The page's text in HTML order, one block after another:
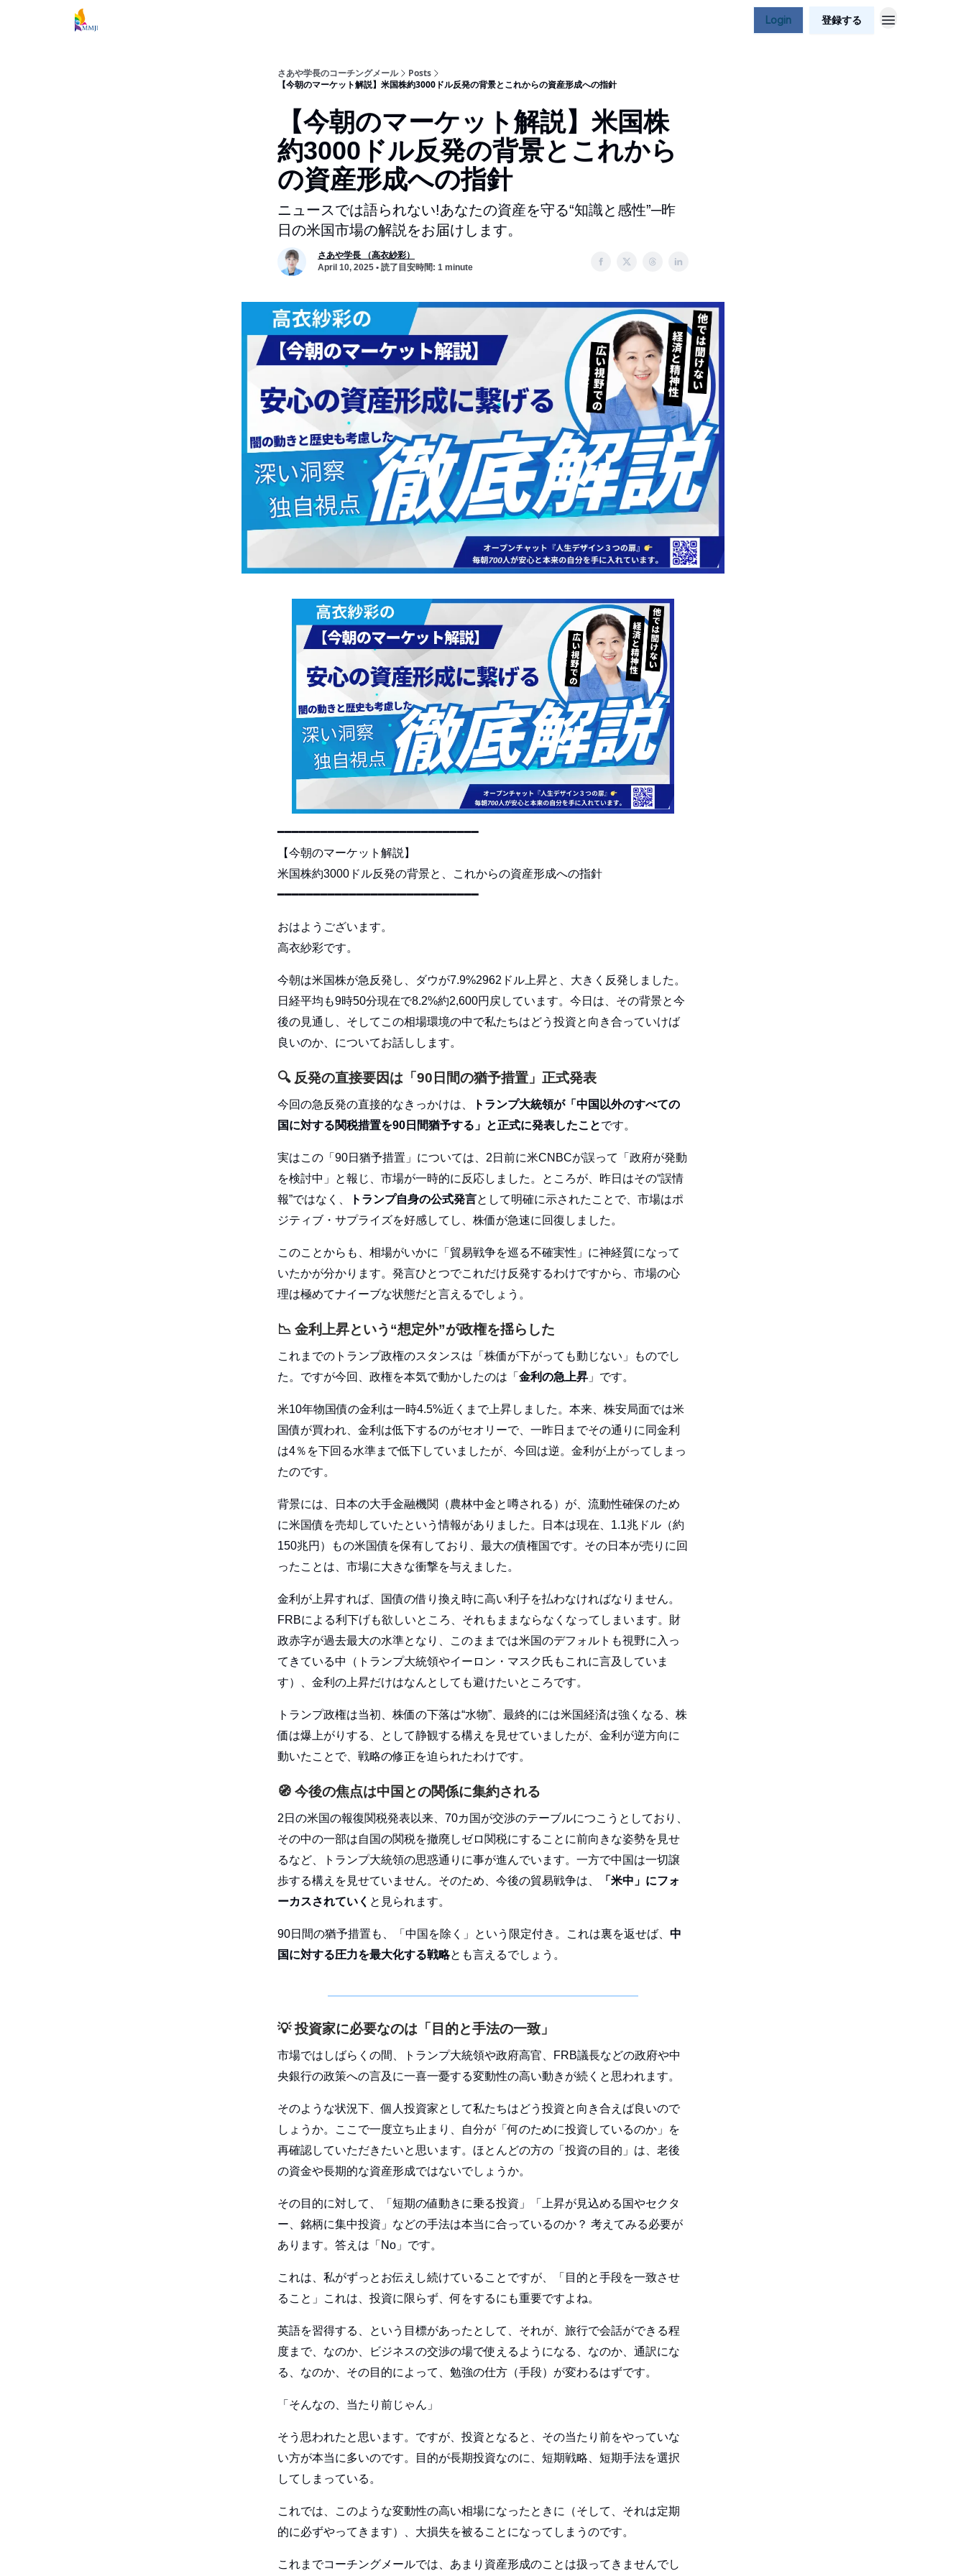
Login 登録する
さあや学長のコーチングメール
Posts
【今朝のマーケット解説】米国株約3000ドル反発の背景とこれからの資産形成への指針
【今朝のマーケット解説】米国株
約3000ドル反発の背景とこれから
の資産形成への指針
ニュースでは語られない!あなたの資産を守る“知識と感性”─昨
日の米国市場の解説をお届けします。
さあや学長 （高衣紗彩）
April 10, 2025 • 読了目安時間: 1 minute
━━━━━━━━━━━━━━━━━━━━━━━━━━━━
【今朝のマーケット解説】
米国株約3000ドル反発の背景と、これからの資産形成への指針
━━━━━━━━━━━━━━━━━━━━━━━━━━━━
おはようございます。
高衣紗彩です。
今朝は米国株が急反発し、ダウが7.9%2962ドル上昇と、大きく反発しました。
日経平均も9時50分現在で8.2%約2,600円戻しています。今日は、その背景と今
後の見通し、そしてこの相場環境の中で私たちはどう投資と向き合っていけば
良いのか、についてお話しします。
🔍 反発の直接要因は「90日間の猶予措置」正式発表
今回の急反発の直接的なきっかけは、
トランプ大統領が「中国以外のすべての
国に対する関税措置を90日間猶予する」と正式に発表したことです。
実はこの「90日猶予措置」については、2日前に米CNBCが誤って「政府が発動
を検討中」と報じ、市場が一時的に反応しました。ところが、昨日はその“誤情
報”ではなく、
トランプ自身の公式発言として明確に示されたことで、市場はポ
ジティブ・サプライズを好感してし、株価が急速に回復しました。
このことからも、相場がいかに「貿易戦争を巡る不確実性」に神経質になって
いたかが分かります。発言ひとつでこれだけ反発するわけですから、市場の心
理は極めてナイーブな状態だと言えるでしょう。
📉 金利上昇という“想定外”が政権を揺らした
これまでのトランプ政権のスタンスは「株価が下がっても動じない」ものでし
た。ですが今回、政権を本気で動かしたのは「 金利の急上昇 」です。
米10年物国債の金利は一時4.5%近くまで上昇しました。本来、株安局面では米
国債が買われ、金利は低下するのがセオリーで、一昨日までその通りに同金利
は4％を下回る水準まで低下していましたが、今回は逆。金利が上がってしまっ
たのです。
背景には、日本の大手金融機関（農林中金と噂される）が、流動性確保のため
に米国債を売却していたという情報がありました。日本は現在、1.1兆ドル（約
150兆円）もの米国債を保有しており、最大の債権国です。その日本が売りに回
ったことは、市場に大きな衝撃を与えました。
金利が上昇すれば、国債の借り換え時に高い利子を払わなければなりません。
FRBによる利下げも欲しいところ、それもままならなくなってしまいます。財
政赤字が過去最大の水準となり、このままでは米国のデフォルトも視野に入っ
てきている中（トランプ大統領やイーロン・マスク氏もこれに言及していま
す）、金利の上昇だけはなんとしても避けたいところです。
トランプ政権は当初、株価の下落は“水物”、最終的には米国経済は強くなる、株
価は爆上がりする、として静観する構えを見せていましたが、金利が逆方向に
動いたことで、戦略の修正を迫られたわけです。
🧭 今後の焦点は中国との関係に集約される
2日の米国の報復関税発表以来、70カ国が交渉のテーブルにつこうとしており、
その中の一部は自国の関税を撤廃しゼロ関税にすることに前向きな姿勢を見せ
るなど、トランプ大統領の思惑通りに事が進んでいます。一方で中国は一切譲
歩する構えを見せていません。そのため、今後の貿易戦争は、
「米中」にフォ
ーカスされていく と見られます。
90日間の猶予措置も、「中国を除く」という限定付き。これは裏を返せば、 中
国に対する圧力を最大化する戦略とも言えるでしょう。
💡投資家に必要なのは「目的と手法の一致」
市場ではしばらくの間、トランプ大統領や政府高官、FRB議長などの政府や中
央銀行の政策への言及に一喜一憂する変動性の高い動きが続くと思われます。
そのような状況下、個人投資家として私たちはどう投資と向き合えば良いので
しょうか。ここで一度立ち止まり、自分が「何のために投資しているのか」を
再確認していただきたいと思います。ほとんどの方の「投資の目的」は、老後
の資金や長期的な資産形成ではないでしょうか。
その目的に対して、「短期の値動きに乗る投資」「上昇が見込める国やセクタ
ー、銘柄に集中投資」などの手法は本当に合っているのか？ 考えてみる必要が
あります。答えは「No」です。
これは、私がずっとお伝えし続けていることですが、「目的と手段を一致させ
ること」これは、投資に限らず、何をするにも重要ですよね。
英語を習得する、という目標があったとして、それが、旅行で会話ができる程
度まで、なのか、ビジネスの交渉の場で使えるようになる、なのか、通訳にな
る、なのか、その目的によって、勉強の仕方（手段）が変わるはずです。
「そんなの、当たり前じゃん」
そう思われたと思います。ですが、投資となると、その当たり前をやっていな
い方が本当に多いのです。目的が長期投資なのに、短期戦略、短期手法を選択
してしまっている。
これでは、このような変動性の高い相場になったときに（そして、それは定期
的に必ずやってきます）、大損失を被ることになってしまうのです。
これまでコーチングメールでは、あまり資産形成のことは扱ってきませんでし